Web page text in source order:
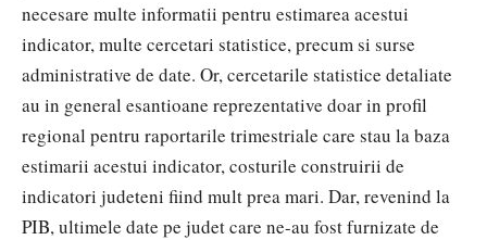
necesare multe informatii pentru estimarea acestui
indicator, multe cercetari statistice, precum si surse
administrative de date. Or, cercetarile statistice detaliate
au in general esantioane reprezentative doar in profil
regional pentru raportarile trimestriale care stau la baza
estimarii acestui indicator, costurile construirii de
indicatori judeteni fiind mult prea mari. Dar, revenind la
PIB, ultimele date pe judet care ne-au fost furnizate de